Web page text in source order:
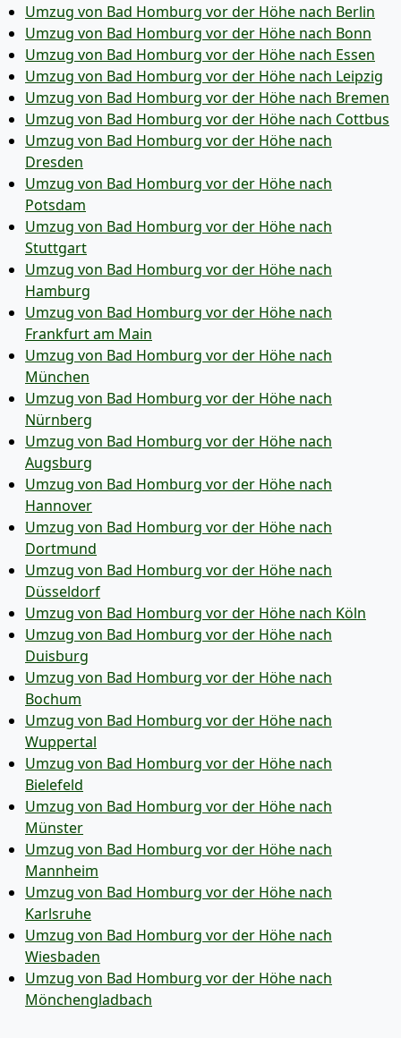
Umzug von Bad Homburg vor der Höhe nach Berlin
Umzug von Bad Homburg vor der Höhe nach Bonn
Umzug von Bad Homburg vor der Höhe nach Essen
Umzug von Bad Homburg vor der Höhe nach Leipzig
Umzug von Bad Homburg vor der Höhe nach Bremen
Umzug von Bad Homburg vor der Höhe nach Cottbus
Umzug von Bad Homburg vor der Höhe nach
Dresden
Umzug von Bad Homburg vor der Höhe nach
Potsdam
Umzug von Bad Homburg vor der Höhe nach
Stuttgart
Umzug von Bad Homburg vor der Höhe nach
Hamburg
Umzug von Bad Homburg vor der Höhe nach
Frankfurt am Main
Umzug von Bad Homburg vor der Höhe nach
München
Umzug von Bad Homburg vor der Höhe nach
Nürnberg
Umzug von Bad Homburg vor der Höhe nach
Augsburg
Umzug von Bad Homburg vor der Höhe nach
Hannover
Umzug von Bad Homburg vor der Höhe nach
Dortmund
Umzug von Bad Homburg vor der Höhe nach
Düsseldorf
Umzug von Bad Homburg vor der Höhe nach Köln
Umzug von Bad Homburg vor der Höhe nach
Duisburg
Umzug von Bad Homburg vor der Höhe nach
Bochum
Umzug von Bad Homburg vor der Höhe nach
Wuppertal
Umzug von Bad Homburg vor der Höhe nach
Bielefeld
Umzug von Bad Homburg vor der Höhe nach
Münster
Umzug von Bad Homburg vor der Höhe nach
Mannheim
Umzug von Bad Homburg vor der Höhe nach
Karlsruhe
Umzug von Bad Homburg vor der Höhe nach
Wiesbaden
Umzug von Bad Homburg vor der Höhe nach
Mönchen­gladbach